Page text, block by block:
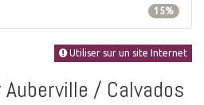
15%
Utiliser sur un site Internet
/ Calvados